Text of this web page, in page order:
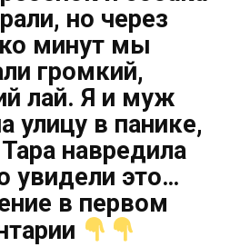
но через
минут мы
громкий,
лай. Я и муж
улицу в панике,
навредила
увидели это…
в первом